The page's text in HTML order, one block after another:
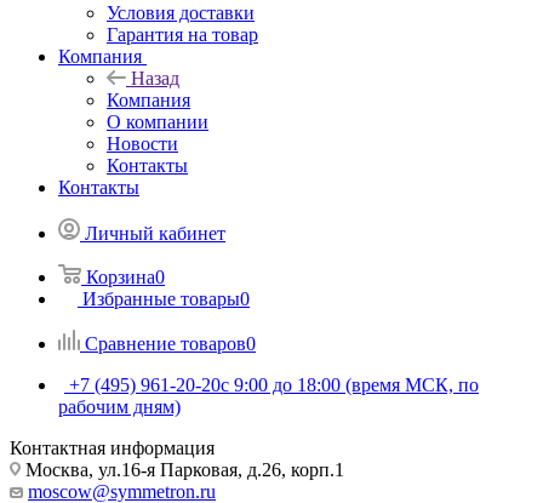
Условия доставки
Гарантия на товар
Компания
Назад
Компания
О компании
Новости
Контакты
Контакты
Личный кабинет
Корзина0
Избранные товары0
Сравнение товаров0
+7 (495) 961-20-20с 9:00 до 18:00 (время МСК, по
рабочим дням)
Контактная информация
Москва, ул.16-я Парковая, д.26, корп.1
moscow@symmetron.ru